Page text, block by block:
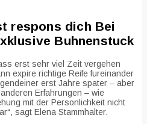
respons dich Bei
Buhnenstuck
erst sehr viel Zeit vergehen
expire richtige Reife fureinander
erst Jahre spater – aber
Erfahrungen – wie
mit der Personlichkeit nicht
sagt Elena Stammhalter.